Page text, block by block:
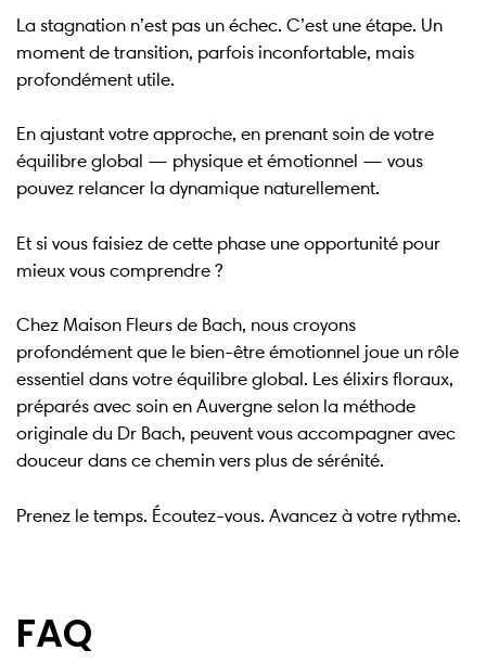
La stagnation n’est pas un échec. C’est une étape. Un
moment de transition, parfois inconfortable, mais
profondément utile.
En ajustant votre approche, en prenant soin de votre
équilibre global — physique et émotionnel — vous
pouvez relancer la dynamique naturellement.
Et si vous faisiez de cette phase une opportunité pour
mieux vous comprendre ?
Chez Maison Fleurs de Bach, nous croyons
profondément que le bien-être émotionnel joue un rôle
essentiel dans votre équilibre global. Les élixirs floraux,
préparés avec soin en Auvergne selon la méthode
originale du Dr Bach, peuvent vous accompagner avec
douceur dans ce chemin vers plus de sérénité.
Prenez le temps. Écoutez-vous. Avancez à votre rythme.
FAQ